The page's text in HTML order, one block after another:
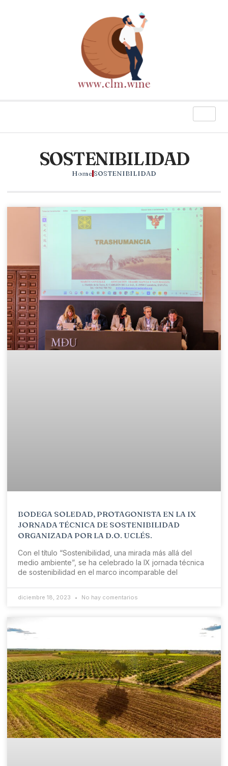
SOSTENIBILIDAD
HomeSOSTENIBILIDAD
BODEGA SOLEDAD, PROTAGONISTA EN LA IX
JORNADA TÉCNICA DE SOSTENIBILIDAD
ORGANIZADA POR LA D.O. UCLÉS.
Con el título “Sostenibilidad, una mirada más allá del
medio ambiente”, se ha celebrado la IX jornada técnica
de sostenibilidad en el marco incomparable del
diciembre 18, 2023 No hay comentarios